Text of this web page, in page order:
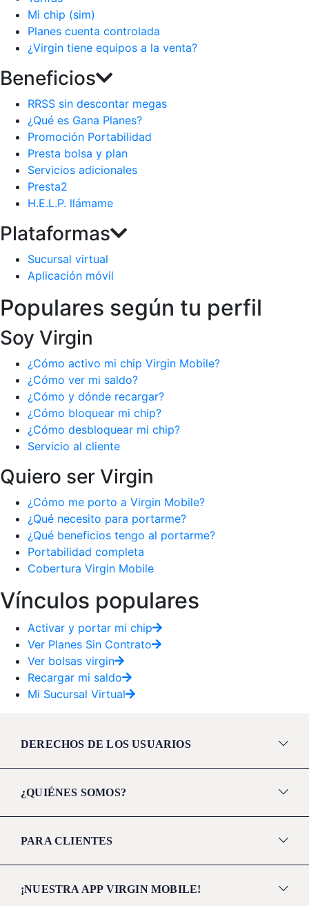
Mi chip (sim)
Planes cuenta controlada
¿Virgin tiene equipos a la venta?
Beneficios
RRSS sin descontar megas
¿Qué es Gana Planes?
Promoción Portabilidad
Presta bolsa y plan
Servicios adicionales
Presta2
H.E.L.P. llámame
Plataformas
Sucursal virtual
Aplicación móvil
Populares según tu perfil
Soy Virgin
¿Cómo activo mi chip Virgin Mobile?
¿Cómo ver mi saldo?
¿Cómo y dónde recargar?
¿Cómo bloquear mi chip?
¿Cómo desbloquear mi chip?
Servicio al cliente
Quiero ser Virgin
¿Cómo me porto a Virgin Mobile?
¿Qué necesito para portarme?
¿Qué beneficios tengo al portarme?
Portabilidad completa
Cobertura Virgin Mobile
Vínculos populares
Activar y portar mi chip
Ver Planes Sin Contrato
Ver bolsas virgin
Recargar mi saldo
Mi Sucursal Virtual
DERECHOS DE LOS USUARIOS
¿QUIÉNES SOMOS?
PARA CLIENTES
¡NUESTRA APP VIRGIN MOBILE!